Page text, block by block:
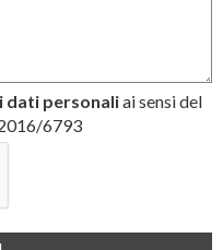
personaliai sensi del
6793